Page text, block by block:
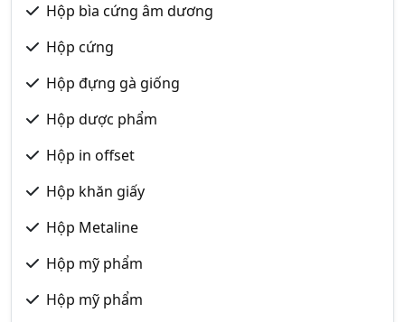
Hộp bìa cứng âm dương
Hộp cứng
Hộp đựng gà giống
Hộp dược phẩm
Hộp in offset
Hộp khăn giấy
Hộp Metaline
Hộp mỹ phẩm
Hộp mỹ phẩm